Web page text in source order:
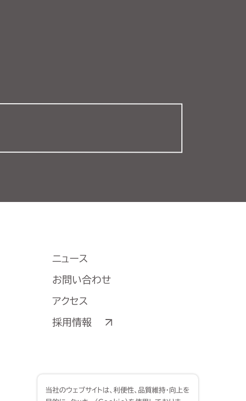
ニュース
お問い合わせ
アクセス
採用情報
当社のウェブサイトは、利便性、品質維持・向上を